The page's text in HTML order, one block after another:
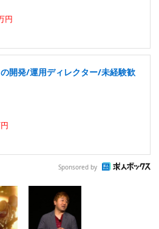
円
開発/運用ディレクター/未経験歓
Sponsored by